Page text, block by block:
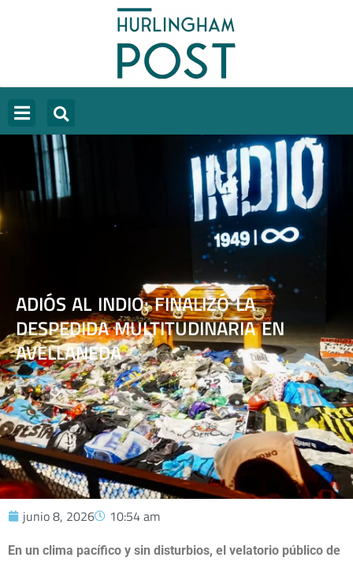
ADIÓS AL INDIO: FINALIZÓ LA
DESPEDIDA MULTITUDINARIA EN
AVELLANEDA
junio 8, 2026 10:54 am
En un clima pacífico y sin disturbios, el velatorio público de